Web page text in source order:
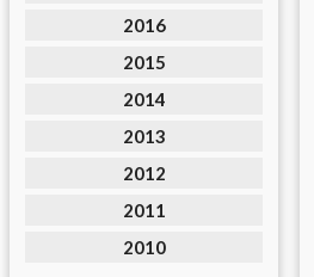
2016
2015
2014
2013
2012
2011
2010